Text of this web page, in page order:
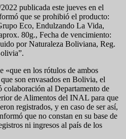
publicada este jueves en el
que se prohibió el producto:
Eco, Endulzando La Vida,
80g., Fecha de vencimiento:
por Naturaleza Boliviana, Reg.
«que en los rótulos de ambos
son envasados en Bolivia, el
al Departamento de
de Alimentos del INAL para que
registrados, y en caso de ser así,
que no constan en su base de
ni ingresos al país de los